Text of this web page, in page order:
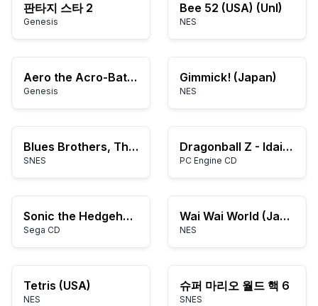
판타지 스타 2
Genesis
Bee 52 (USA) (Unl)
NES
Aero the Acro-Bat 2 (USA)
Genesis
Gimmick! (Japan)
NES
Blues Brothers, The (Japan)
SNES
Dragonball Z - Idainaru Son Gokuu Densetsu
PC Engine CD
Sonic the Hedgehog Megamix 4.0b
Sega CD
Wai Wai World (Japan)
NES
Tetris (USA)
NES
슈퍼 마리오 월드 핵 6
SNES